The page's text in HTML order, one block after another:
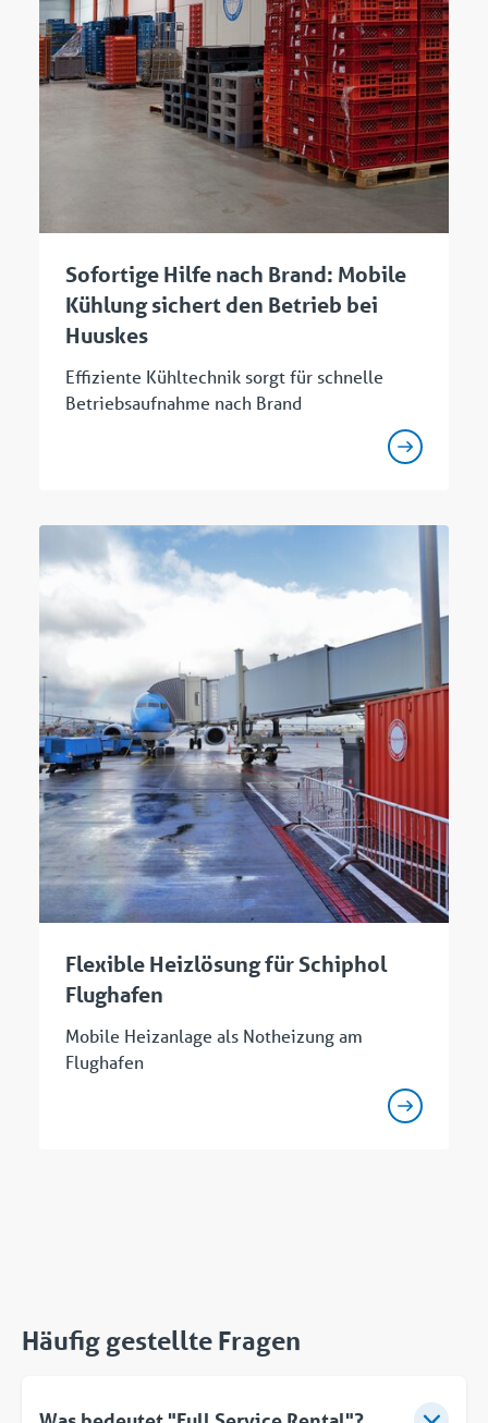
Sofortige Hilfe nach Brand: Mobile
Kühlung sichert den Betrieb bei
Huuskes
Effiziente Kühltechnik sorgt für schnelle
Betriebsaufnahme nach Brand
Flexible Heizlösung für Schiphol
Flughafen
Mobile Heizanlage als Notheizung am
Flughafen
Häufig gestellte Fragen